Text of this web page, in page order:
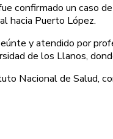
confirmado un caso
hacia Puerto López.
y atendido por
de los Llanos,
Nacional de Salud,